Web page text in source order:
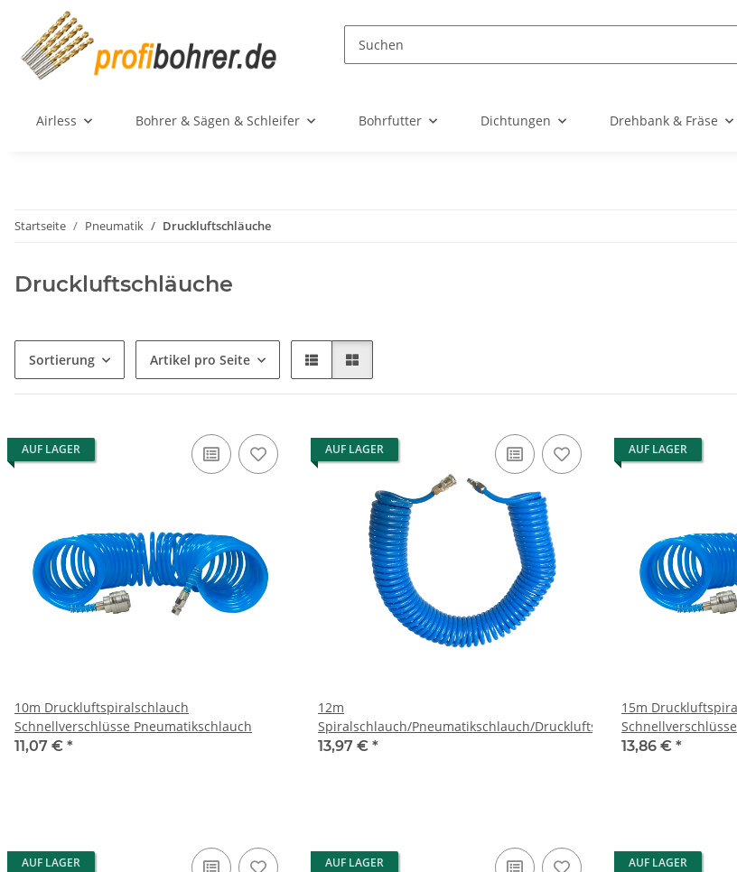
Airless Bohrer & Sägen & Schleifer Bohrfutter Dichtungen Drehbank & Fräse
Startseite Pneumatik Druckluftschläuche
Druckluftschläuche
Sortierung Artikel pro Seite
AUF LAGER
10m Druckluftspiralschlauch
Schnellverschlüsse Pneumatikschlauch
11,07 € *
AUF LAGER
12m
Spiralschlauch/Pneumatikschlauch/Druckluftschlauch
13,97 € *
AUF LAGER
15m
13,86 € *
AUF LAGER AUF LAGER AUF LAGER